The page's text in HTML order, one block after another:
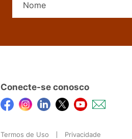
Conecte-se conosco
Termos de Uso Privacidade